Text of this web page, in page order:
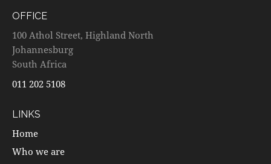
OFFICE
100 Athol Street, Highland North
Johannesburg
South Africa
011 202 5108
LINKS
Home
Who we are